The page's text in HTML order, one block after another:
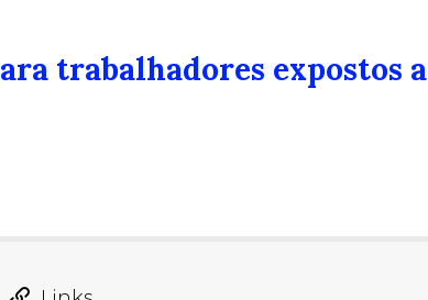
trabalhadores expostos a